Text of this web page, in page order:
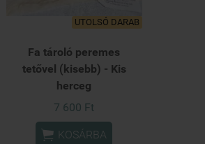
UTOLSÓ DARAB
Fa tároló peremes
tetővel (kisebb) - Kis
herceg
7 600 Ft
 KOSÁRBA